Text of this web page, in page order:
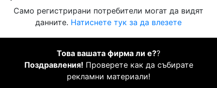
Само регистрирани потребители могат да видят
данните. Натиснете тук за да влезете
Това вашата фирма ли е??
Поздравления! Проверете как да събирате
рекламни материали!